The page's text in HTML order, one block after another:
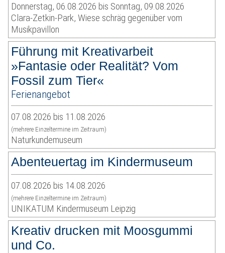
Donnerstag, 06.08.2026 bis Sonntag, 09.08.2026
Clara-Zetkin-Park, Wiese schräg gegenüber vom
Musikpavillon
Führung mit Kreativarbeit
»Fantasie oder Realität? Vom
Fossil zum Tier«
Ferienangebot
07.08.2026 bis 11.08.2026
(mehrere Einzeltermine im Zeitraum)
Naturkundemuseum
Abenteuertag im Kindermuseum
07.08.2026 bis 14.08.2026
(mehrere Einzeltermine im Zeitraum)
UNIKATUM Kindermuseum Leipzig
Kreativ drucken mit Moosgummi
und Co.